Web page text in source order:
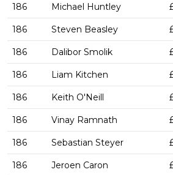
186 Michael Huntley
186 Steven Beasley
186 Dalibor Smolik
186 Liam Kitchen
186 Keith O'Neill
186 Vinay Ramnath
186 Sebastian Steyer
186 Jeroen Caron